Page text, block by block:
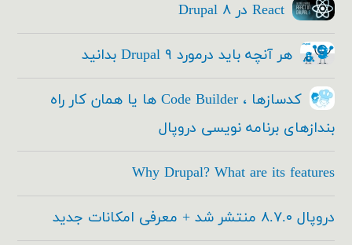
React در Drupal ۸
هر آنچه باید درمورد Drupal ۹ بدانید
کدسازها ، Code Builder ها یا همان کار راه
بندازهای برنامه نویسی دروپال
Why Drupal? What are its features
دروپال ۸.۷.۰ منتشر شد + معرفی امکانات جدید